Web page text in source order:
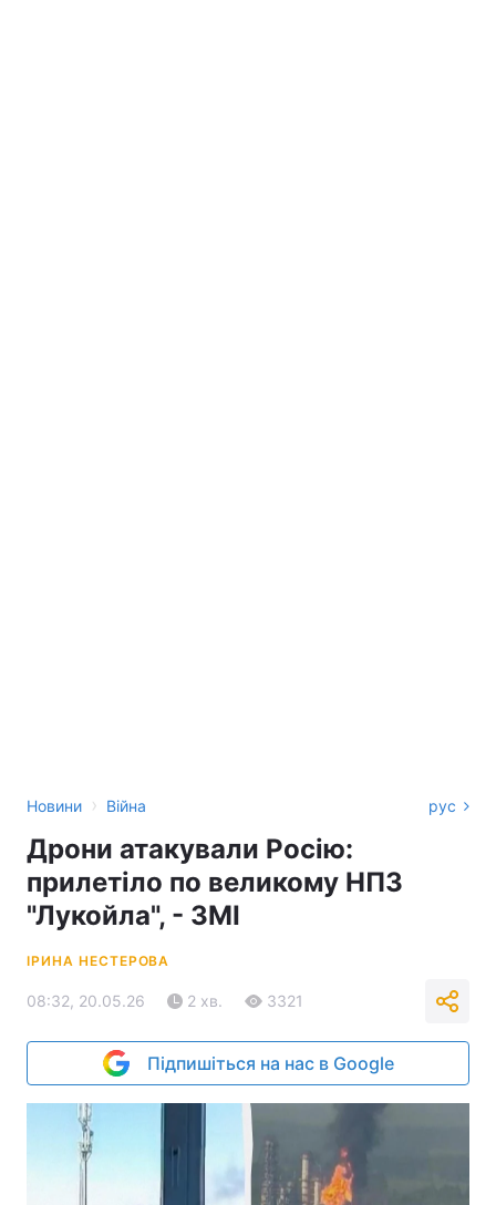
Новини › Війна рус
Дрони атакували Росію:
прилетіло по великому НПЗ
"Лукойла", - ЗМІ
ІРИНА НЕСТЕРОВА
08:32, 20.05.26 2 хв. 3321
Підпишіться на нас в Google